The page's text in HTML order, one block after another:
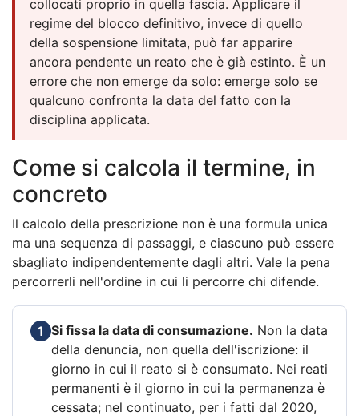
collocati proprio in quella fascia. Applicare il
regime del blocco definitivo, invece di quello
della sospensione limitata, può far apparire
ancora pendente un reato che è già estinto. È un
errore che non emerge da solo: emerge solo se
qualcuno confronta la data del fatto con la
disciplina applicata.
Come si calcola il termine, in
concreto
Il calcolo della prescrizione non è una formula unica
ma una sequenza di passaggi, e ciascuno può essere
sbagliato indipendentemente dagli altri. Vale la pena
percorrerli nell'ordine in cui li percorre chi difende.
1 Si fissa la data di consumazione. Non la data
della denuncia, non quella dell'iscrizione: il
giorno in cui il reato si è consumato. Nei reati
permanenti è il giorno in cui la permanenza è
cessata; nel continuato, per i fatti dal 2020,